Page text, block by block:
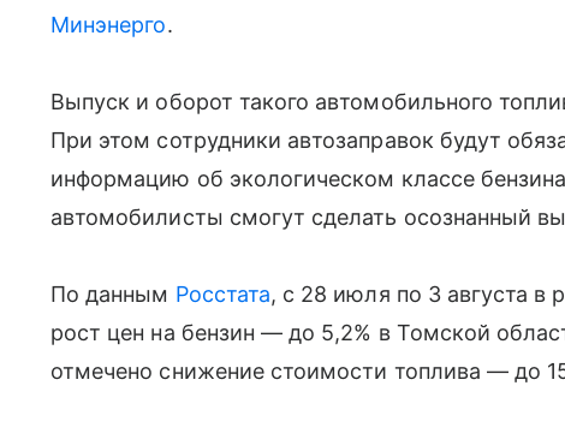
Минэнерго.
Выпуск и оборот такого автомобильного
При этом сотрудники автозаправок будут
информацию об экологическом классе
автомобилисты смогут сделать осознанный
По данным Росстата, с 28 июля по 3 августа в
рост цен на бензин — до 5,2% в Томской
отмечено снижение стоимости топлива — до